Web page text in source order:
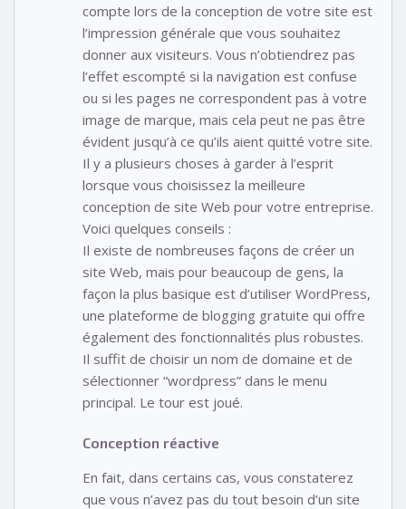
compte lors de la conception de votre site est
l’impression générale que vous souhaitez
donner aux visiteurs. Vous n’obtiendrez pas
l’effet escompté si la navigation est confuse
ou si les pages ne correspondent pas à votre
image de marque, mais cela peut ne pas être
évident jusqu’à ce qu’ils aient quitté votre site.
Il y a plusieurs choses à garder à l’esprit
lorsque vous choisissez la meilleure
conception de site Web pour votre entreprise.
Voici quelques conseils :
Il existe de nombreuses façons de créer un
site Web, mais pour beaucoup de gens, la
façon la plus basique est d’utiliser WordPress,
une plateforme de blogging gratuite qui offre
également des fonctionnalités plus robustes.
Il suffit de choisir un nom de domaine et de
sélectionner “wordpress” dans le menu
principal. Le tour est joué.
Conception réactive
En fait, dans certains cas, vous constaterez
que vous n’avez pas du tout besoin d’un site